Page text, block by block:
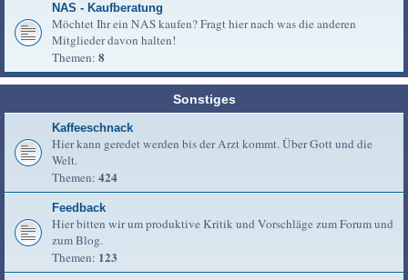
NAS - Kaufberatung
Möchtet Ihr ein NAS kaufen? Fragt hier nach was die anderen
Mitglieder davon halten!
Themen: 8
Sonstiges
Kaffeeschnack
Hier kann geredet werden bis der Arzt kommt. Über Gott und die
Welt.
Themen: 424
Feedback
Hier bitten wir um produktive Kritik und Vorschläge zum Forum und
zum Blog.
Themen: 123